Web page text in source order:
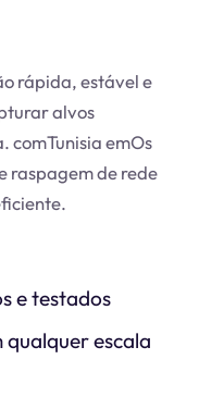
rápida, estável e
alvos
comTunisia emOs
raspagem de rede
e testados
qualquer escala